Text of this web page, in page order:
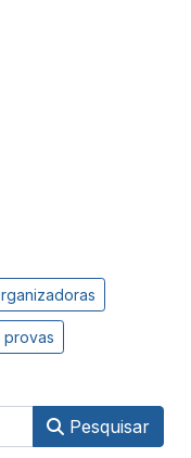
Pesquisar